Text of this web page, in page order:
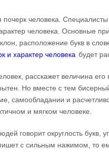
человека.
человека. Основные
расположение букв в
и характер человека будет
расскажет величина
Но вместе с тем
самообладании и
и мягком человеке.
говорит округлость букв,
с сильным нажимом, то